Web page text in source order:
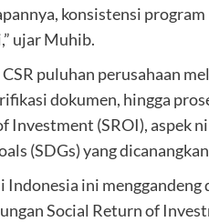
konsistensi
ujar Muhib.
puluhan perusahaan
dokumen, hingga
Investment (SROI), aspek
(SDGs) yang
Indonesia ini
Social Return of